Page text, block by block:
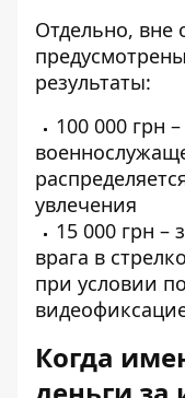
Отдельно, вне
результаты:
100 000 грн
увлечения
15 000 грн –
врага в
при условии
Когда